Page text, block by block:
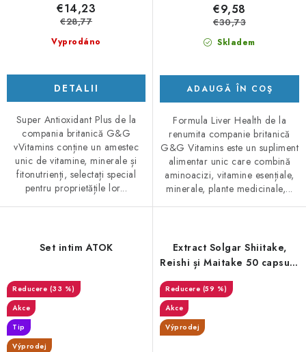
Vyprodáno
€14,23
€28,77
DETALII
Super Antioxidant Plus de la
compania britanică G&G
vVitamins conține un amestec
unic de vitamine, minerale și
fitonutrienți, selectați special
pentru proprietățile lor...
Skladem
€9,58
€30,73
ADAUGĂ ÎN COŞ
Formula Liver Health de la
renumita companie britanică
G&G Vitamins este un supliment
alimentar unic care combină
aminoacizi, vitamine esențiale,
minerale, plante medicinale,...
Set intim ATOK
(33 %)
Akce
Tip
Výprodej
Extract Solgar Shiitake,
Reishi și Maitake 50 capsule
(59 %)
Akce
Výprodej